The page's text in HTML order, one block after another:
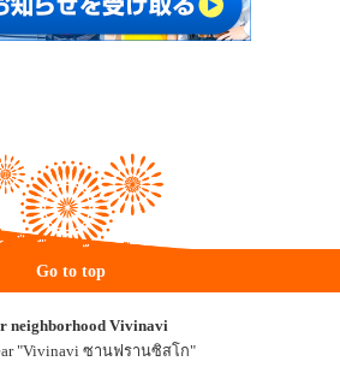
Go to top
neighborhood Vivinavi
"Vivinavi ซานฟรานซิสโก"